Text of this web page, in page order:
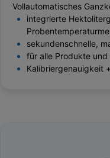
Vollautomatisches
integrierte
sekundenschnelle,
für alle Produkte
Kalibriergenauigkeit